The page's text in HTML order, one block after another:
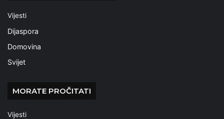
Vijesti
Dijaspora
Domovina
Svijet
MORATE PROČITATI
Vijesti